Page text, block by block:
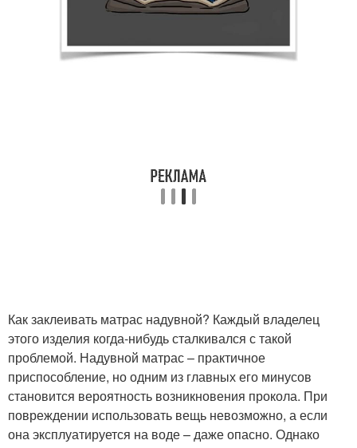
Как заклеивать матрас надувной? Каждый владелец
этого изделия когда-нибудь сталкивался с такой
проблемой. Надувной матрас – практичное
приспособление, но одним из главных его минусов
становится вероятность возникновения прокола. При
повреждении использовать вещь невозможно, а если
она эксплуатируется на воде – даже опасно. Однако